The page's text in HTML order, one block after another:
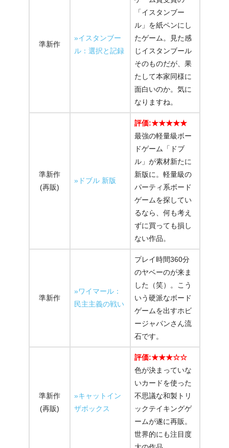
準新作
»イスタンブー
ル：選択と記録
「イスタンブー
ル」を紙ペンにし
たゲーム。見た感
じイスタンブール
そのものだが、果
たして本家同様に
面白いのか。気に
なりますね。
準新作
(再販)
»ドブル 新版
評価:★★★★★
最強の軽量級ボー
ドゲーム「ドブ
ル」が素材新たに
新版に。軽量級の
パーティ系ボード
ゲームを探してい
るなら、何も考え
ずに買っても損し
ない作品。
準新作
»ワイマール：
民主主義の戦い
プレイ時間360分
のヤベーのが来ま
した（笑）。こう
いう硬派なボード
ゲームを出すホビ
ージャパンさん流
石です。
準新作
(再販)
»キャットイン
ザボックス
評価:★★★☆☆
色が決まっていな
いカードを使った
不思議な和製トリ
ックテイキングゲ
ームが遂に再販。
世界的にも注目度